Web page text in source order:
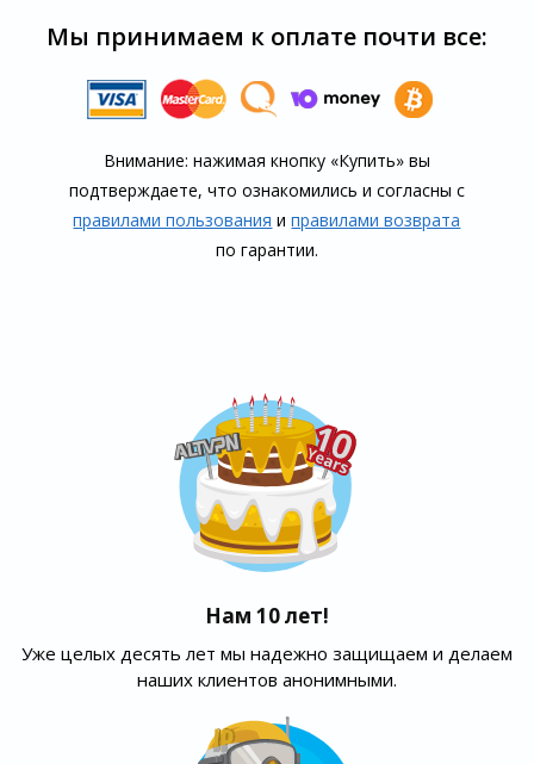
Мы принимаем к оплате почти все:
Внимание: нажимая кнопку «Купить» вы
подтверждаете, что озна­комились и согласны с
правилами пользования иправилами воз­врата
по гарантии.
Нам 10 лет!
Уже целых десять лет мы надежно защищаем и делаем
наших клиентов анонимными.